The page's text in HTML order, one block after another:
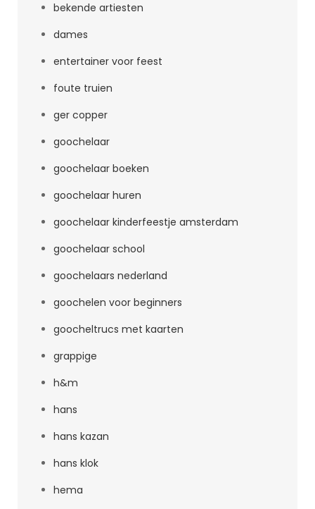
bekende artiesten
dames
entertainer voor feest
foute truien
ger copper
goochelaar
goochelaar boeken
goochelaar huren
goochelaar kinderfeestje amsterdam
goochelaar school
goochelaars nederland
goochelen voor beginners
goocheltrucs met kaarten
grappige
h&m
hans
hans kazan
hans klok
hema